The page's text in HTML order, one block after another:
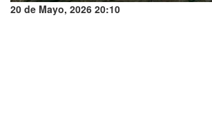
20 de Mayo, 2026 20:10